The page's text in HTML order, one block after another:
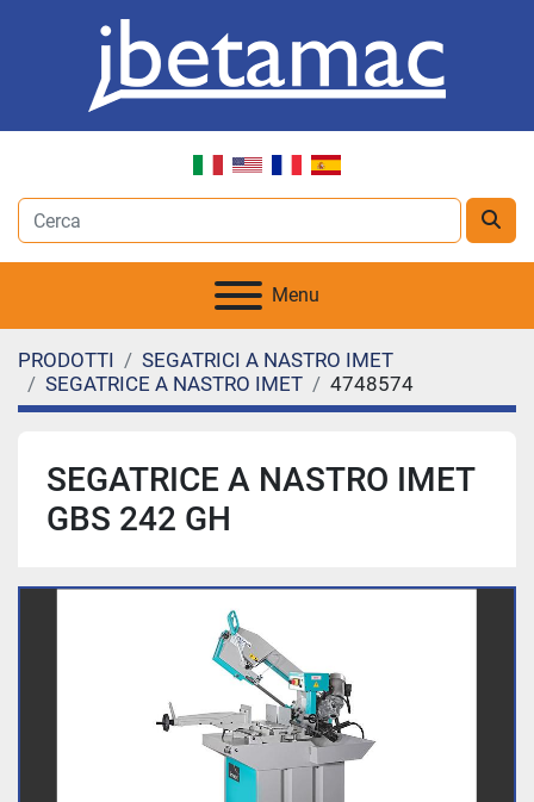
Menu
PRODOTTI
SEGATRICI A NASTRO IMET
SEGATRICE A NASTRO IMET
4748574
SEGATRICE A NASTRO IMET
GBS 242 GH